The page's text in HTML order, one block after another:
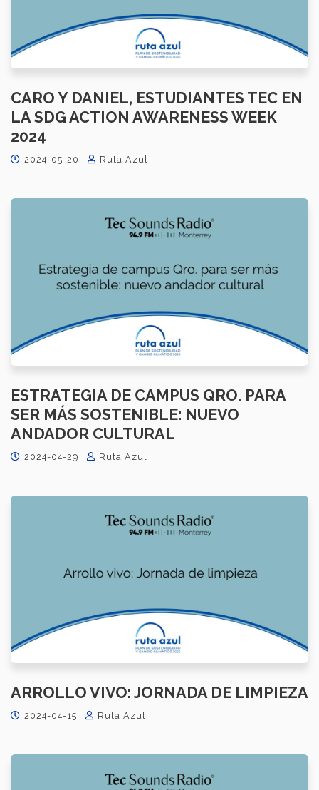
CARO Y DANIEL, ESTUDIANTES TEC EN
LA SDG ACTION AWARENESS WEEK
2024
2024-05-20 Ruta Azul
ESTRATEGIA DE CAMPUS QRO. PARA
SER MÁS SOSTENIBLE: NUEVO
ANDADOR CULTURAL
2024-04-29 Ruta Azul
ARROLLO VIVO: JORNADA DE LIMPIEZA
2024-04-15 Ruta Azul